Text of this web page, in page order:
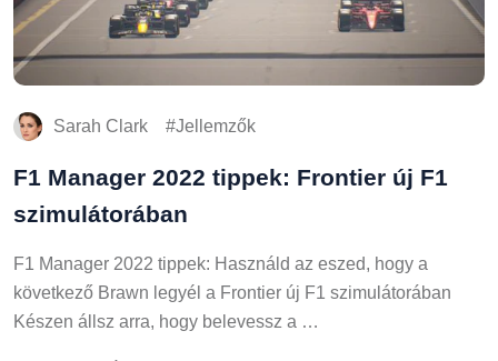
Sarah Clark Jellemzők
F1 Manager 2022 tippek: Frontier új F1
szimulátorában
F1 Manager 2022 tippek: Használd az eszed, hogy a
következő Brawn legyél a Frontier új F1 szimulátorában
Készen állsz arra, hogy belevessz a …